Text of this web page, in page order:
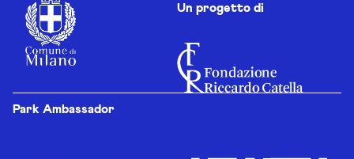
Un progetto di
Park Ambassador